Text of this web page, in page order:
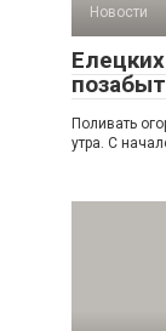
Новости
Поливать
утра. С